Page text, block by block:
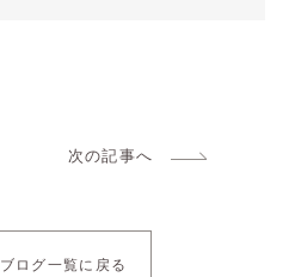
次の記事へ
ブログ一覧に戻る